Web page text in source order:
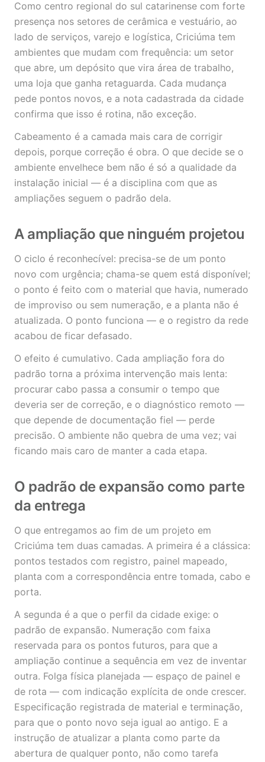
Como centro regional do sul catarinense com forte
presença nos setores de cerâmica e vestuário, ao
lado de serviços, varejo e logística, Criciúma tem
ambientes que mudam com frequência: um setor
que abre, um depósito que vira área de trabalho,
uma loja que ganha retaguarda. Cada mudança
pede pontos novos, e a nota cadastrada da cidade
confirma que isso é rotina, não exceção.
Cabeamento é a camada mais cara de corrigir
depois, porque correção é obra. O que decide se o
ambiente envelhece bem não é só a qualidade da
instalação inicial — é a disciplina com que as
ampliações seguem o padrão dela.
A ampliação que ninguém projetou
O ciclo é reconhecível: precisa-se de um ponto
novo com urgência; chama-se quem está disponível;
o ponto é feito com o material que havia, numerado
de improviso ou sem numeração, e a planta não é
atualizada. O ponto funciona — e o registro da rede
acabou de ficar defasado.
O efeito é cumulativo. Cada ampliação fora do
padrão torna a próxima intervenção mais lenta:
procurar cabo passa a consumir o tempo que
deveria ser de correção, e o diagnóstico remoto —
que depende de documentação fiel — perde
precisão. O ambiente não quebra de uma vez; vai
ficando mais caro de manter a cada etapa.
O padrão de expansão como parte
da entrega
O que entregamos ao fim de um projeto em
Criciúma tem duas camadas. A primeira é a clássica:
pontos testados com registro, painel mapeado,
planta com a correspondência entre tomada, cabo e
porta.
A segunda é a que o perfil da cidade exige: o
padrão de expansão. Numeração com faixa
reservada para os pontos futuros, para que a
ampliação continue a sequência em vez de inventar
outra. Folga física planejada — espaço de painel e
de rota — com indicação explícita de onde crescer.
Especificação registrada de material e terminação,
para que o ponto novo seja igual ao antigo. E a
instrução de atualizar a planta como parte da
abertura de qualquer ponto, não como tarefa